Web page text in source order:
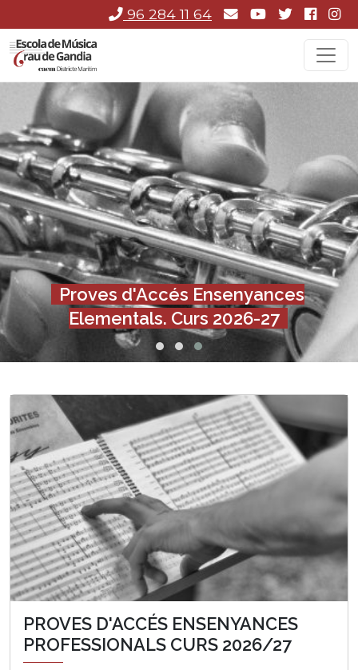
96 284 11 64
Fasolet. Curs 2026-27
PROVES D'ACCÉS ENSENYANCES
PROFESSIONALS CURS 2026/27